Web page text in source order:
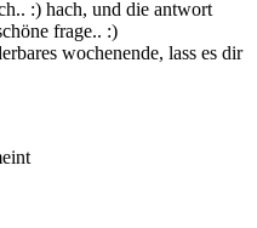
:) hach, und die antwort
frage.. :)
wochenende, lass es dir